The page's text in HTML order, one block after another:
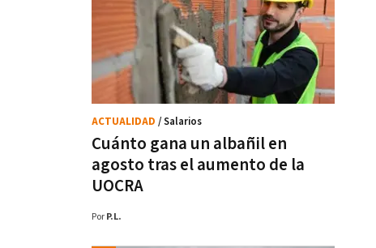
Cuánto gana un albañil en
agosto tras el aumento de la
UOCRA
ACTUALIDAD / Salarios
Por P.L.